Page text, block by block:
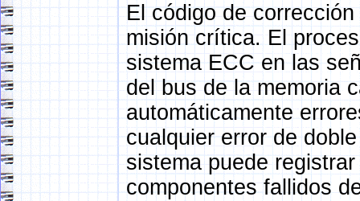
El código de
misión crítica. El
sistema ECC en las
del bus de la memoria
automáticamente
cualquier error de
sistema puede
componentes fallidos